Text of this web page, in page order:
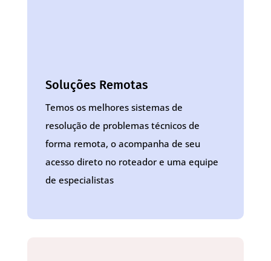
Soluções Remotas
Temos os melhores sistemas de
resolução de problemas técnicos de
forma remota, o acompanha de seu
acesso direto no roteador e uma equipe
de especialistas